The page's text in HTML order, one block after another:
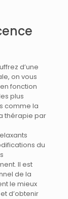
d’une
on vous
fonction
plus
comme la
thérapie par
du
Il est
de la
le mieux
d’obtenir